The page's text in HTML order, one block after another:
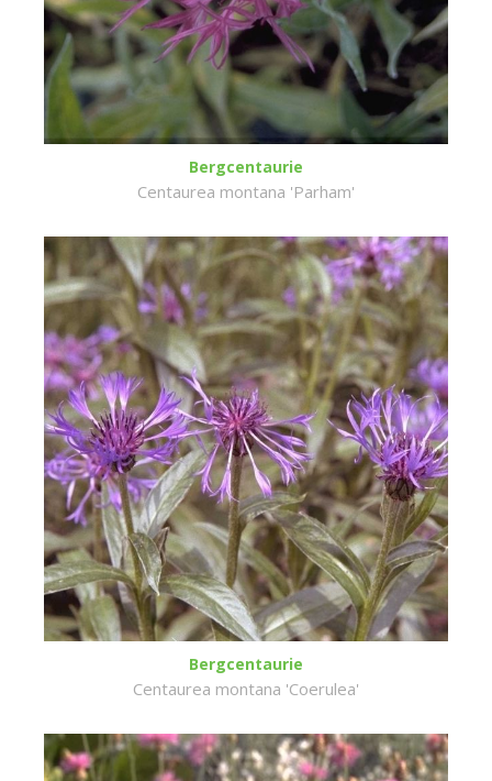
Bergcentaurie
Centaurea montana 'Parham'
Bergcentaurie
Centaurea montana 'Coerulea'